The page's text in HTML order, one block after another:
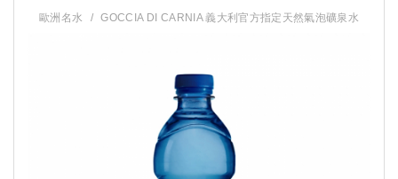
歐洲名水 GOCCIA DI CARNIA 義大利官方指定天然氣泡礦泉水